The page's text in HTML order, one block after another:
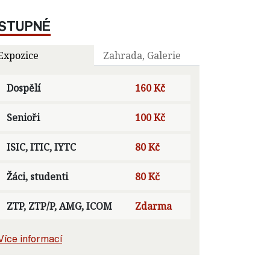
Zahrada, Galerie
Dospělí 160 Kč
Senioři 100 Kč
ISIC, ITIC, IYTC 80 Kč
Žáci, studenti 80 Kč
ZTP, ZTP/P, AMG, ICOM Zdarma
informací